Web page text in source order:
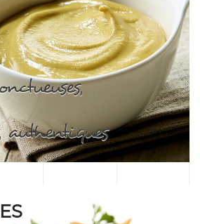
authentiques